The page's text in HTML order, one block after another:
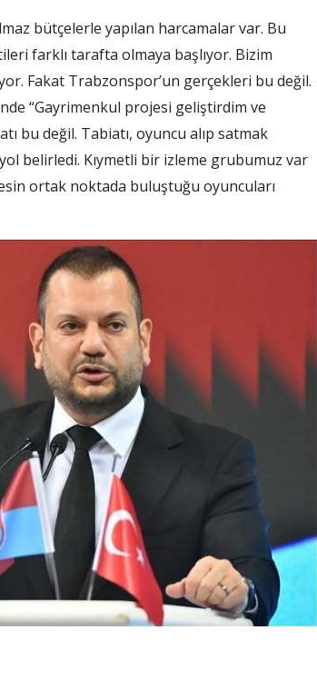
bütçelerle yapılan harcamalar var. Bu
farklı tarafta olmaya başlıyor. Bizim
Fakat Trabzonspor’un gerçekleri bu değil.
“Gayrimenkul projesi geliştirdim ve
bu değil. Tabiatı, oyuncu alıp satmak
belirledi. Kıymetli bir izleme grubumuz var
ortak noktada buluştuğu oyuncuları